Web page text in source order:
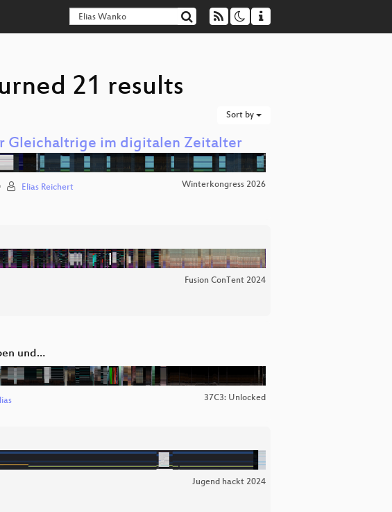
21 results
Sort by
Gleichaltrige im digitalen Zeitalter
Elias Reichert Winterkongress 2026
Fusion ConTent 2024
und…
37C3: Unlocked
Jugend hackt 2024